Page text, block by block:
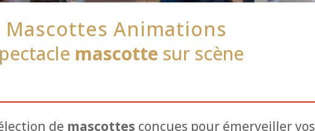
Mascottes Animations
mascotte sur scène
de mascottes conçues pour émerveiller vos